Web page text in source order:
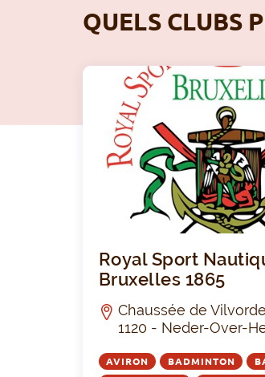
QUELS CLUBS
Royal Sport
Bruxelles 1865
Chaussée de
1120 - Neder-Over-
AVIRON BADMINTON